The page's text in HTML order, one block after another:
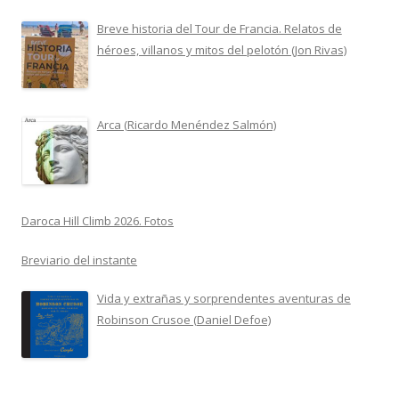
Breve historia del Tour de Francia. Relatos de
héroes, villanos y mitos del pelotón (Jon Rivas)
Arca (Ricardo Menéndez Salmón)
Daroca Hill Climb 2026. Fotos
Breviario del instante
Vida y extrañas y sorprendentes aventuras de
Robinson Crusoe (Daniel Defoe)